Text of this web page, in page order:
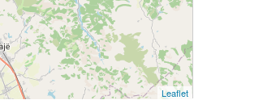
Leaflet